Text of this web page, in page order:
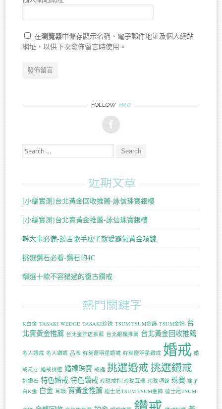
在瀏覽器中儲存顯示名稱、電子郵件地址及個人網站
網址，以供下次發佈留言時使用。
FOLLOW me
Search for:
近期文章
[小編實測]台北黃金回收推薦-詠信珠寶銀樓
[小編實測]台北賣黃金推薦-詠信珠寶銀樓
幹大事必備-饒舌歌手瘦子就愛霸氣黃金項鍊
挑選鑽石必看-鑽石的4C
精選十款不容錯過的復古鑽戒
熱門關鍵字
K白金 TASAKI WEDGE TASAKI珍珠 TSUM TSUM金飾 TSUM金飾 台
北賣黃金推薦 台北金飾店推薦 台北銀樓推薦 台北黃金回收推薦
名人婚戒 名人鑽戒 品牌 好萊屋明星婚戒 好萊屋明星鑽戒 婚戒 婚
戒尺寸 婚戒挑選 婚禮珠寶 戒指 挑選婚戒挑選鑽戒
挑鑽石 特色婚戒 特色鑽戒 珍珠戒指 珍珠耳環 珍珠項鍊 珠寶 瘦子
白K金 白金 耳環 賣黃金推薦 迪士尼TSUM TSUM金飾 迪士尼TSUM